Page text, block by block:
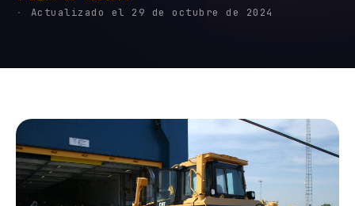
Actualizado el 29 de octubre de 2024